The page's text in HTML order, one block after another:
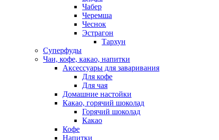
Чабер
Черемша
Чеснок
Эстрагон
Тархун
Суперфуды
Чаи, кофе, какао, напитки
Аксессуары для заваривания
Для кофе
Для чая
Домашние настойки
Какао, горячий шоколад
Горячий шоколад
Какао
Кофе
Напитки